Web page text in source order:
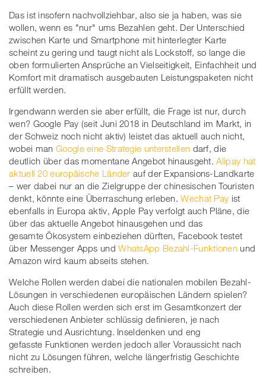
Das ist insofern nachvollziehbar, also sie ja haben, was sie
wollen, wenn es "nur" ums Bezahlen geht. Der Unterschied
zwischen Karte und Smartphone mit hinterlegter Karte
scheint zu gering und taugt nicht als Lockstoff, so lange die
oben formulierten Ansprüche an Vielseitigkeit, Einfachheit und
Komfort mit dramatisch ausgebauten Leistungspaketen nicht
erfüllt werden.
Irgendwann werden sie aber erfüllt, die Frage ist nur, durch
wen? Google Pay (seit Juni 2018 in Deutschland im Markt, in
der Schweiz noch nicht aktiv) leistet das aktuell auch nicht,
wobei manGoogle eine Strategie unterstellen darf, die
deutlich über das momentane Angebot hinausgeht.Alipay hat
aktuell 20 europäische Länder auf der Expansions-Landkarte
– wer dabei nur an die Zielgruppe der chinesischen Touristen
denkt, könnte eine Überraschung erleben.Wechat Pay ist
ebenfalls in Europa aktiv, Apple Pay verfolgt auch Pläne, die
über das aktuelle Angebot hinausgehen und das
gesamte Ökosystem einbeziehen dürften, Facebook testet
über Messenger Apps undWhatsApp Bezahl-Funktionen und
Amazon wird kaum abseits stehen.
Welche Rollen werden dabei die nationalen mobilen Bezahl-
Lösungen in verschiedenen europäischen Ländern spielen?
Auch diese Rollen werden sich erst im Gesamtkonzert der
verschiedenen Anbieter schlüssig definieren, je nach
Strategie und Ausrichtung. Inseldenken und eng
gefasste Funktionen werden jedoch aller Voraussicht nach
nicht zu Lösungen führen, welche längerfristig Geschichte
schreiben.